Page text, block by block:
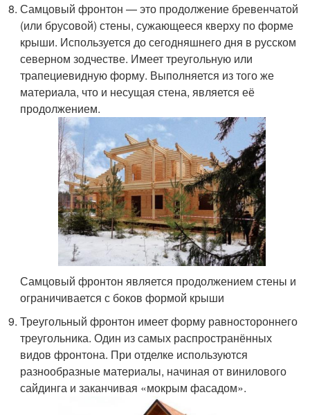
Самцовый фронтон — это продолжение бревенчатой
(или брусовой) стены, сужающееся кверху по форме
крыши. Используется до сегодняшнего дня в русском
северном зодчестве. Имеет треугольную или
трапециевидную форму. Выполняется из того же
материала, что и несущая стена, является её
продолжением.
Самцовый фронтон является продолжением стены и
ограничивается с боков формой крыши
Треугольный фронтон имеет форму равностороннего
треугольника. Один из самых распространённых
видов фронтона. При отделке используются
разнообразные материалы, начиная от винилового
сайдинга и заканчивая «мокрым фасадом».